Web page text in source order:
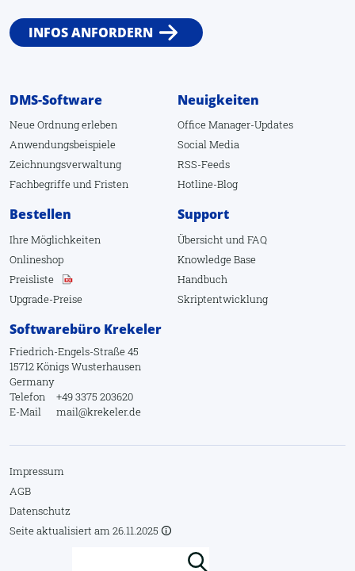
INFOS ANFORDERN
DMS-Software
Neue Ordnung erleben
Anwendungsbeispiele
Zeichnungsverwaltung
Fachbegriffeund Fristen
Neuigkeiten
Office Manager-Updates
Social Media
RSS-Feeds
Hotline-Blog
Bestellen
Ihre Möglichkeiten
Onlineshop
Preisliste
Upgrade-Preise
Support
Übersicht und FAQ
Knowledge Base
Handbuch
Skriptentwicklung
Softwarebüro Krekeler
Friedrich-Engels-Straße 45
15712 Königs Wusterhausen
Germany
Telefon
+49 3375 203620
E-Mail
mail@krekeler.de
Impressum
AGB
Datenschutz
Seite aktualisiert am26.11.2025 🛈